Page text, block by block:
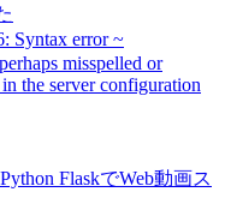
Syntax error ~
misspelled or
the server configuration
FlaskでWeb動画ス